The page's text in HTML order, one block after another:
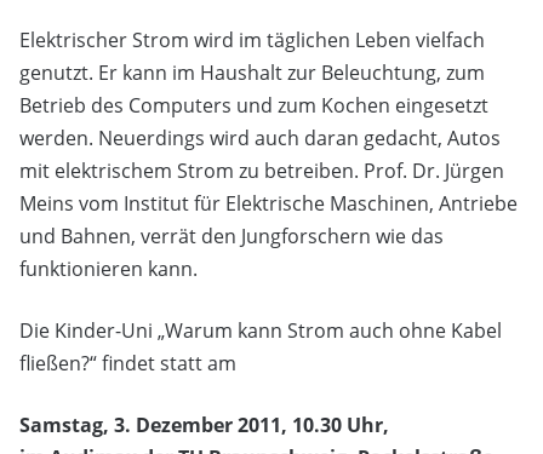
Elektrischer Strom wird im täglichen Leben vielfach
genutzt. Er kann im Haushalt zur Beleuchtung, zum
Betrieb des Computers und zum Kochen eingesetzt
werden. Neuerdings wird auch daran gedacht, Autos
mit elektrischem Strom zu betreiben. Prof. Dr. Jürgen
Meins vom Institut für Elektrische Maschinen, Antriebe
und Bahnen, verrät den Jungforschern wie das
funktionieren kann.
Die Kinder-Uni „Warum kann Strom auch ohne Kabel
fließen?“ findet statt am
Samstag, 3. Dezember 2011, 10.30 Uhr,